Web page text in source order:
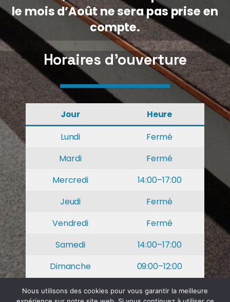
le mois d’Août ne sera pas prise en
compte.
Horaires d’ouverture
Jour
Heure
Lundi
Fermé
Mardi
Fermé
Mercredi
14:00–17:00
Jeudi
Fermé
Vendredi
Fermé
Samedi
14:00–17:00
Dimanche
09:00–12:00
CGU © Société CGV
Nous utilisons des cookies pour vous garantir la meilleure